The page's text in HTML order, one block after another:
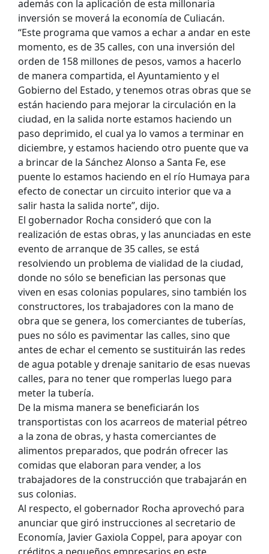
además con la aplicación de esta millonaria
inversión se moverá la economía de Culiacán.
“Este programa que vamos a echar a andar en este
momento, es de 35 calles, con una inversión del
orden de 158 millones de pesos, vamos a hacerlo
de manera compartida, el Ayuntamiento y el
Gobierno del Estado, y tenemos otras obras que se
están haciendo para mejorar la circulación en la
ciudad, en la salida norte estamos haciendo un
paso deprimido, el cual ya lo vamos a terminar en
diciembre, y estamos haciendo otro puente que va
a brincar de la Sánchez Alonso a Santa Fe, ese
puente lo estamos haciendo en el río Humaya para
efecto de conectar un circuito interior que va a
salir hasta la salida norte”, dijo.
El gobernador Rocha consideró que con la
realización de estas obras, y las anunciadas en este
evento de arranque de 35 calles, se está
resolviendo un problema de vialidad de la ciudad,
donde no sólo se benefician las personas que
viven en esas colonias populares, sino también los
constructores, los trabajadores con la mano de
obra que se genera, los comerciantes de tuberías,
pues no sólo es pavimentar las calles, sino que
antes de echar el cemento se sustituirán las redes
de agua potable y drenaje sanitario de esas nuevas
calles, para no tener que romperlas luego para
meter la tubería.
De la misma manera se beneficiarán los
transportistas con los acarreos de material pétreo
a la zona de obras, y hasta comerciantes de
alimentos preparados, que podrán ofrecer las
comidas que elaboran para vender, a los
trabajadores de la construcción que trabajarán en
sus colonias.
Al respecto, el gobernador Rocha aprovechó para
anunciar que giró instrucciones al secretario de
Economía, Javier Gaxiola Coppel, para apoyar con